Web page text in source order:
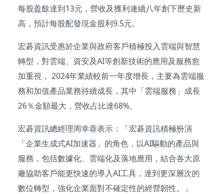
每股盈餘達到13元，營收及獲利連續八年創下歷史新
高，預計每股配發現金股利9.5元。
宏碁資訊受惠於企業與政府客戶積極投入雲端與智慧
轉型，對雲端、資安及AI等創新技術的應用及服務愈
加重視， 2024年業績較前一年度增長，主要為雲端服
務和加值產品業務持續成長，其中「雲端服務」成長
26％金額最大，營收占比達68%。
宏碁資訊總經理周幸蓉表示：「宏碁資訊積極扮演
「企業生成式AI加速器」的角色，以AI驅動的產品與
服務，包括數據化、雲端化及落地應用，結合各大原
廠協助客戶能更快速的導入AI工具，達到更深層次的
數位轉型，強化企業面對不確定性的經營韌性。」